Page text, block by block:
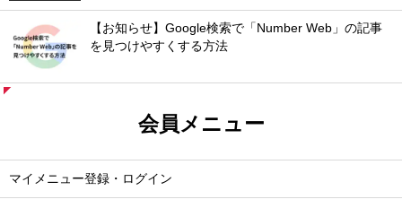
【お知らせ】Google検索で「Number Web」の記事
を見つけやすくする方法
会員メニュー
マイメニュー登録・ログイン